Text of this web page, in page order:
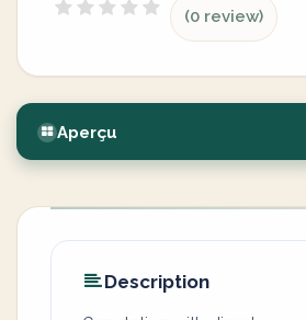
(0 review)
Aperçu
Description